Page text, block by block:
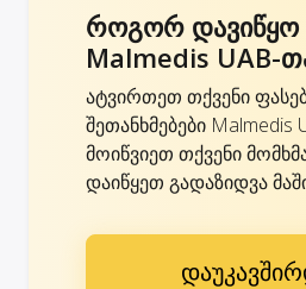
როგორ დავიწყო
Malmedis UAB-
ატვირთეთ თქვენი
შეთანხმებები Malmedis
მოიწვიეთ თქვენი
დაიწყეთ გადაზიდვა